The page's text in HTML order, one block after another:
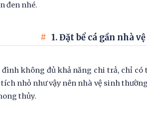
đen nhé.
1. Đặt bể cá gần nhà
không đủ khả năng chi trả, chỉ
nhỏ như vậy nên nhà vệ sinh
thủy.